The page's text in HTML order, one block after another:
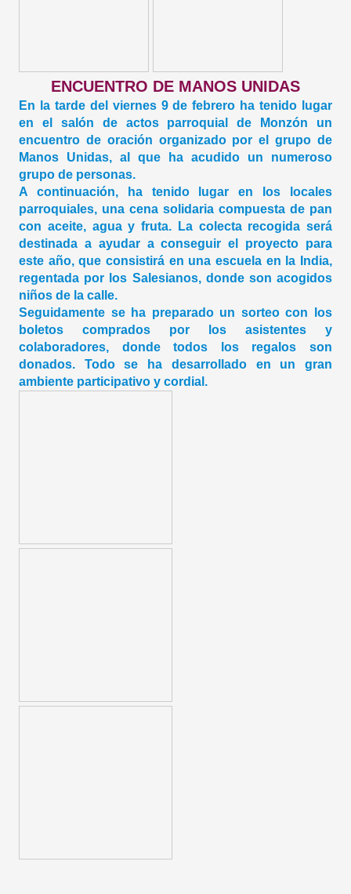
ENCUENTRO DE MANOS UNIDAS
En la tarde del viernes 9 de febrero ha tenido lugar
en el salón de actos parroquial de Monzón un
encuentro de oración organizado por el grupo de
Manos Unidas, al que ha acudido un numeroso
grupo de personas.
A continuación, ha tenido lugar en los locales
parroquiales, una cena solidaria compuesta de pan
con aceite, agua y fruta. La colecta recogida será
destinada a ayudar a conseguir el proyecto para
este año, que consistirá en una escuela en la India,
regentada por los Salesianos, donde son acogidos
niños de la calle.
Seguidamente se ha preparado un sorteo con los
boletos comprados por los asistentes y
colaboradores, donde todos los regalos son
donados. Todo se ha desarrollado en un gran
ambiente participativo y cordial.